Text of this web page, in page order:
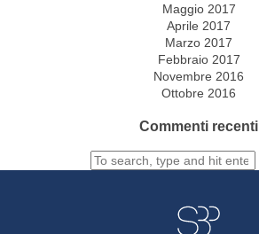
Maggio 2017
Aprile 2017
Marzo 2017
Febbraio 2017
Novembre 2016
Ottobre 2016
Commenti recenti